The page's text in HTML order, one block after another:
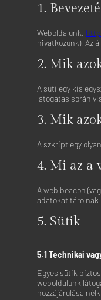
1.
Weboldalunk,
hivatkozunk). Az
2. Mik
A süti egy kis
látogatás során
3. Mik
A szkript egy
4. Mi az a
A web beacon
adatokat tárolnak
5. Sütik
5.1 Technikai
Egyes sütik
weboldalunk
hozzájárulása